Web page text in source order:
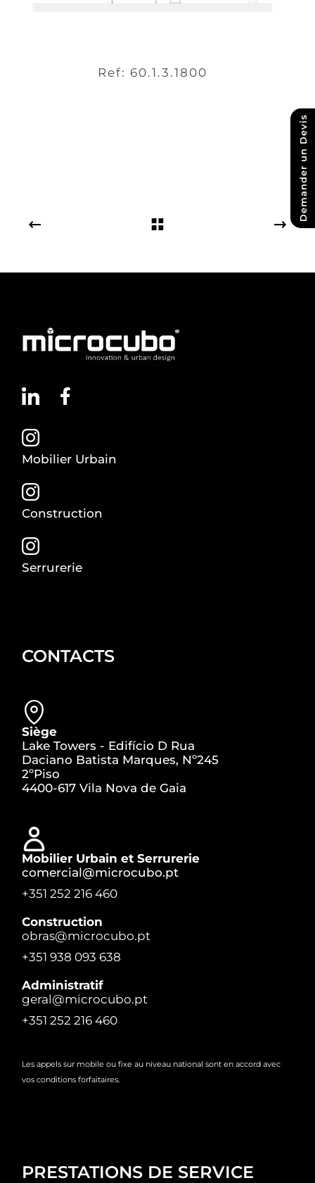
Ref: 60.1.3.1800
Mobilier Urbain
Construction
Serrurerie
CONTACTS
Siège
Lake Towers - Edifício D Rua
Daciano Batista Marques, Nº245
2ºPiso
4400-617 Vila Nova de Gaia
Mobilier Urbain et Serrurerie
comercial@microcubo.pt
+351 252 216 460
Construction
obras@microcubo.pt
+351 938 093 638
Administratif
geral@microcubo.pt
+351 252 216 460
Les appels sur mobile ou fixe au niveau national sont en accord avec
vos conditions forfaitaires.
PRESTATIONS DE SERVICE
Demander un Devis